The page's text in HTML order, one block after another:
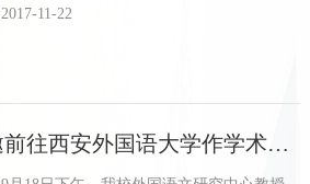
2017-11-22
我校王寅教授应邀前往西安外国语大学作学术讲座